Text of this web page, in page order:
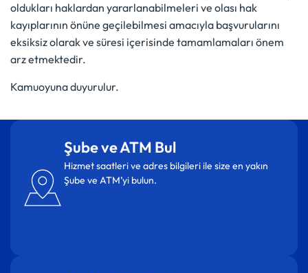
oldukları haklardan yararlanabilmeleri ve olası hak
kayıplarının önüne geçilebilmesi amacıyla başvurularını
eksiksiz olarak ve süresi içerisinde tamamlamaları önem
arz etmektedir.
Kamuoyuna duyurulur.
Şube ve ATM Bul
Hizmet saatleri ve adres bilgileri ile size en yakın
Şube ve ATM’yi bulun.